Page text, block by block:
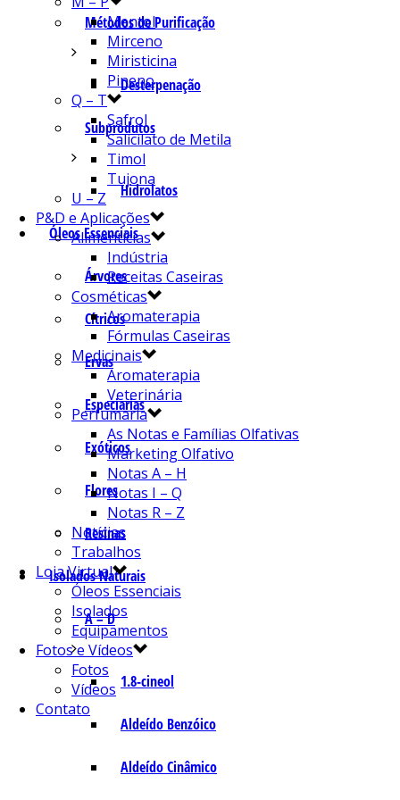
Métodos de Purificação
Desterpenação
Subprodutos
Hidrolatos
Óleos Essenciais
Árvores
Cítricos
Ervas
Especiarias
Exóticos
Flores
Resinas
Isolados Naturais
A – D
1.8-cineol
Aldeído Benzóico
Aldeído Cinâmico
Mentol
Mirceno
Miristicina
Pineno
Q – T
Safrol
Salicilato de Metila
Timol
Tujona
U – Z
P&D e Aplicações
Alimentícias
Indústria
Receitas Caseiras
Cosméticas
Aromaterapia
Fórmulas Caseiras
Medicinais
Aromaterapia
Veterinária
Perfumaria
As Notas e Famílias Olfativas
Marketing Olfativo
Notas A – H
Notas I – Q
Notas R – Z
Notícias
Trabalhos
Loja Virtual
Óleos Essenciais
Isolados
Equipamentos
Fotos e Vídeos
Fotos
Vídeos
Contato